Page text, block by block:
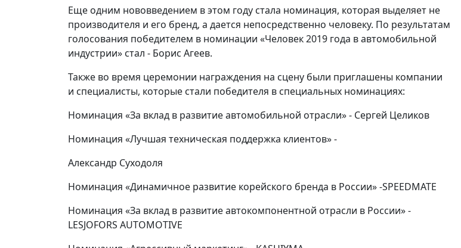
Еще одним нововведением в этом году стала номинация, которая выделяет не
производителя и его бренд, а дается непосредственно человеку. По результатам
голосования победителем в номинации «Человек 2019 года в автомобильной
индустрии» стал - Борис Агеев.
Также во время церемонии награждения на сцену были приглашены компании
и специалисты, которые стали победителя в специальных номинациях:
Номинация «За вклад в развитие автомобильной отрасли» - Сергей Целиков
Номинация «Лучшая техническая поддержка клиентов» -
Александр Суходоля
Номинация «Динамичное развитие корейского бренда в России» -SPEEDMATE
Номинация «За вклад в развитие автокомпонентной отрасли в России» -
LESJOFORS AUTOMOTIVE